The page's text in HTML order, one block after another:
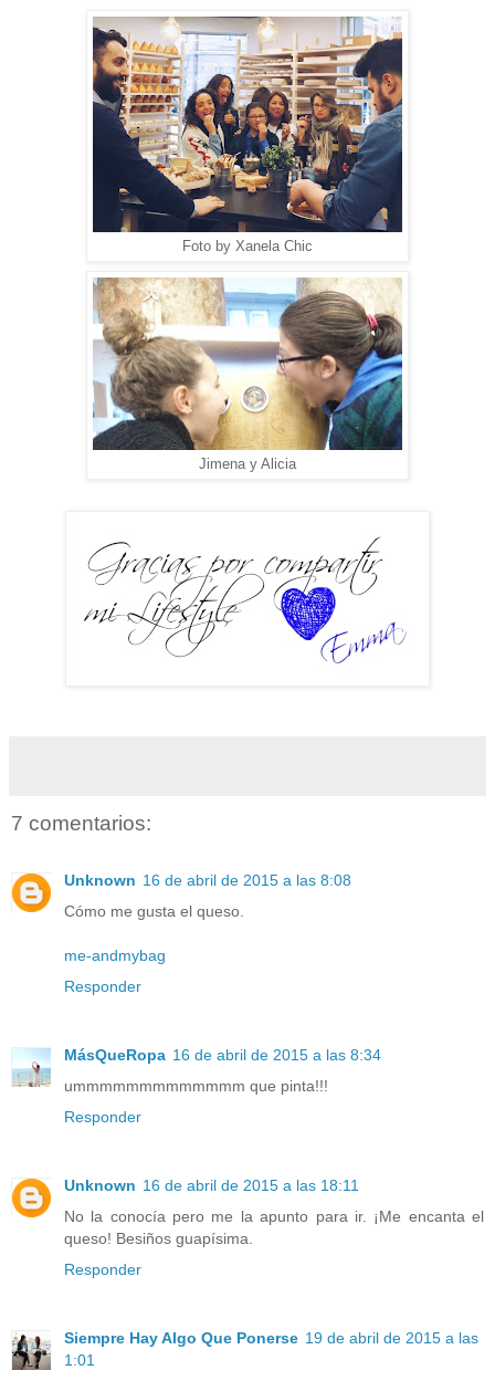
Foto by Xanela Chic
Jimena y Alicia
7 comentarios:
Unknown 16 de abril de 2015 a las 8:08
Cómo me gusta el queso.
me-andmybag
Responder
MásQueRopa 16 de abril de 2015 a las 8:34
ummmmmmmmmmmmm que pinta!!!
Responder
Unknown 16 de abril de 2015 a las 18:11
No la conocía pero me la apunto para ir. ¡Me encanta el
queso! Besiños guapísima.
Responder
Siempre Hay Algo Que Ponerse 19 de abril de 2015 a las
1:01